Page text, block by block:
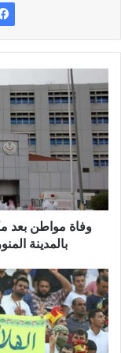
ف
ا
ة
م
و
ا
ط
ن
م
ك
و
ث
ه
بالمدينة
ش
ب
ا
ب
ا